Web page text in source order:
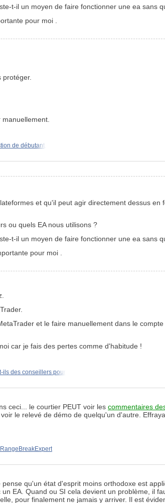
t-il un moyen de faire fonctionner une ea sans
pour moi .
de débutant,
et qu'il peut agir directement dessus
ou quels EA nous utilisons ?
t-il un moyen de faire fonctionner une ea sans
pour moi .
et le faire manuellement dans le compte
car je fais des pertes comme d'habitude !
ils des conseillers pour
ceci... le courtier PEUT voir les commentaires
le relevé de démo de quelqu'un d'autre.
qu'un état d'esprit moins orthodoxe est
EA. Quand ou SI cela devient un problème, il
pour finalement ne jamais y arriver. Il est